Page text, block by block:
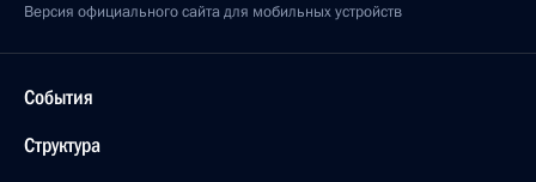
Версия официального сайта для мобильных устройств
События
Структура